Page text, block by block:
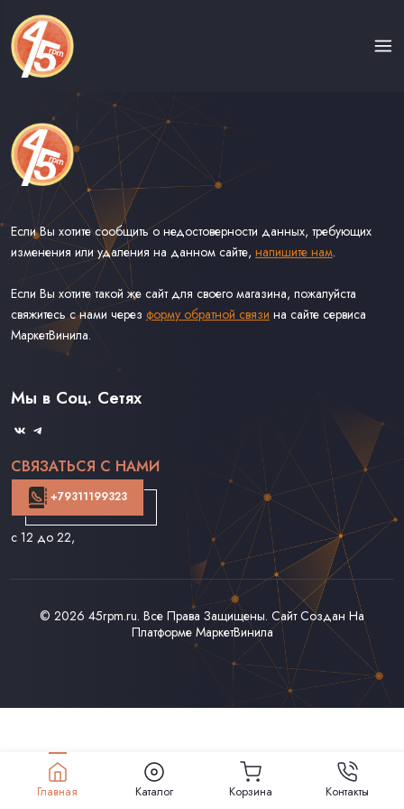
Если Вы хотите сообщить о недостоверности данных, требующих
изменения или удаления на данном сайте, напишите нам.
Если Вы хотите такой же сайт для своего магазина, пожалуйста
свяжитесь с нами через форму обратной связи на сайте сервиса
МаркетВинила.
Каталог Винила на Сорокопятках
Связь С Нами
Оферта
Мы в Соц. Сетях
СВЯЗАТЬСЯ С НАМИ
+79311199323
с 12 до 22,
© 2026 45rpm.ru. Все Права Защищены. Сайт Создан На
Платформе МаркетВинила
Главная Каталог Корзина Контакты